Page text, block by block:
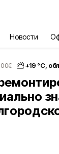
Новости
€ +19 °С,